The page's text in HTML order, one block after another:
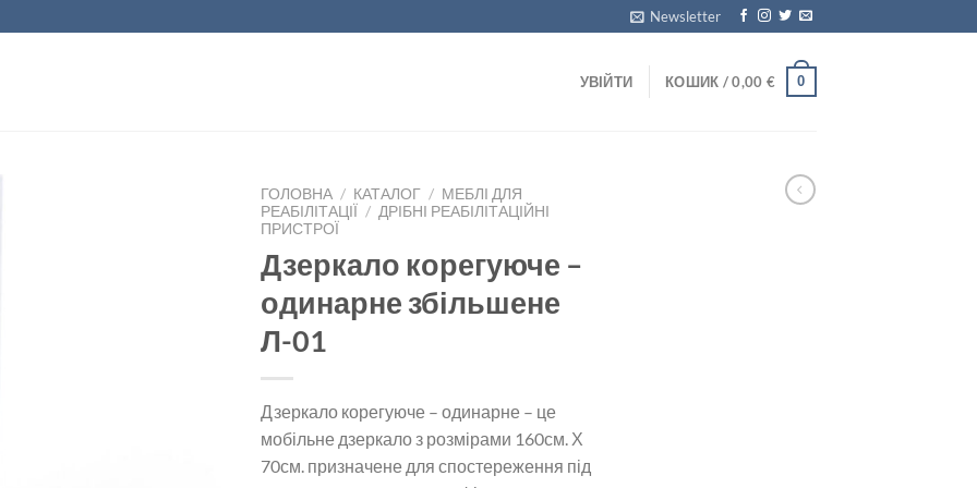
Newsletter
УВІЙТИ КОШИК /0,00 € 0
ГОЛОВНА / КАТАЛОГ / МЕБЛІ ДЛЯ
РЕАБІЛІТАЦІЇ / ДРІБНІ РЕАБІЛІТАЦІЙНІ
ПРИСТРОЇ
Дзеркало корегуюче –
одинарне збільшене
Л-01
Дзеркало корегуюче – одинарне – це
мобільне дзеркало з розмірами 160см. Х
70см. призначене для спостереження під